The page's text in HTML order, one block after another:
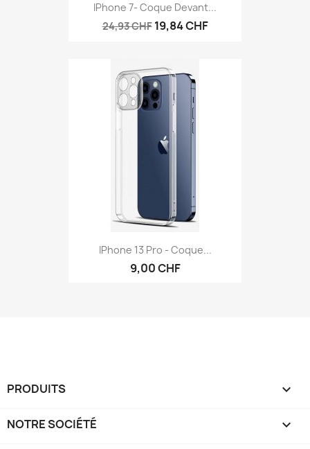
IPhone 7- Coque Devant...
24,93 CHF 19,84 CHF
IPhone 13 Pro - Coque...
9,00 CHF
PRODUITS 
NOTRE SOCIÉTÉ 